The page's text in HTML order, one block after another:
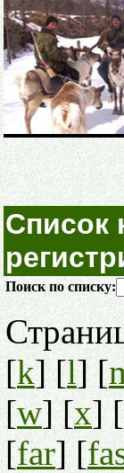
Список
Поиск по списку:
[k] [l] [
[w] [x] [
[far] [